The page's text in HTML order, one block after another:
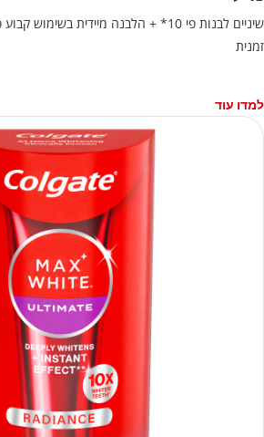
שיניים לבנות פי 10* + הלבנה מיידית
זמנית
למדו עוד